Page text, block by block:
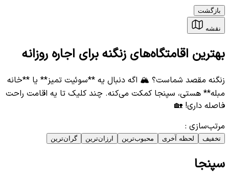
بازگشت
نقشه
بهترین اقامتگاه‌های زنگنه برای اجاره روزانه
زنگنه مقصد شماست؟ 🏔️ اگه دنبال یه **سوئیت تمیز** یا **خانه
مبله** هستی، سپنجا کمکت می‌کنه. چند کلیک تا یه اقامت راحت
فاصله داری! 🏡
مرتب‌سازی :
تخفیف لحظه آخری محبوب‌ترین ارزان‌ترین گران‌ترین
سپنجا